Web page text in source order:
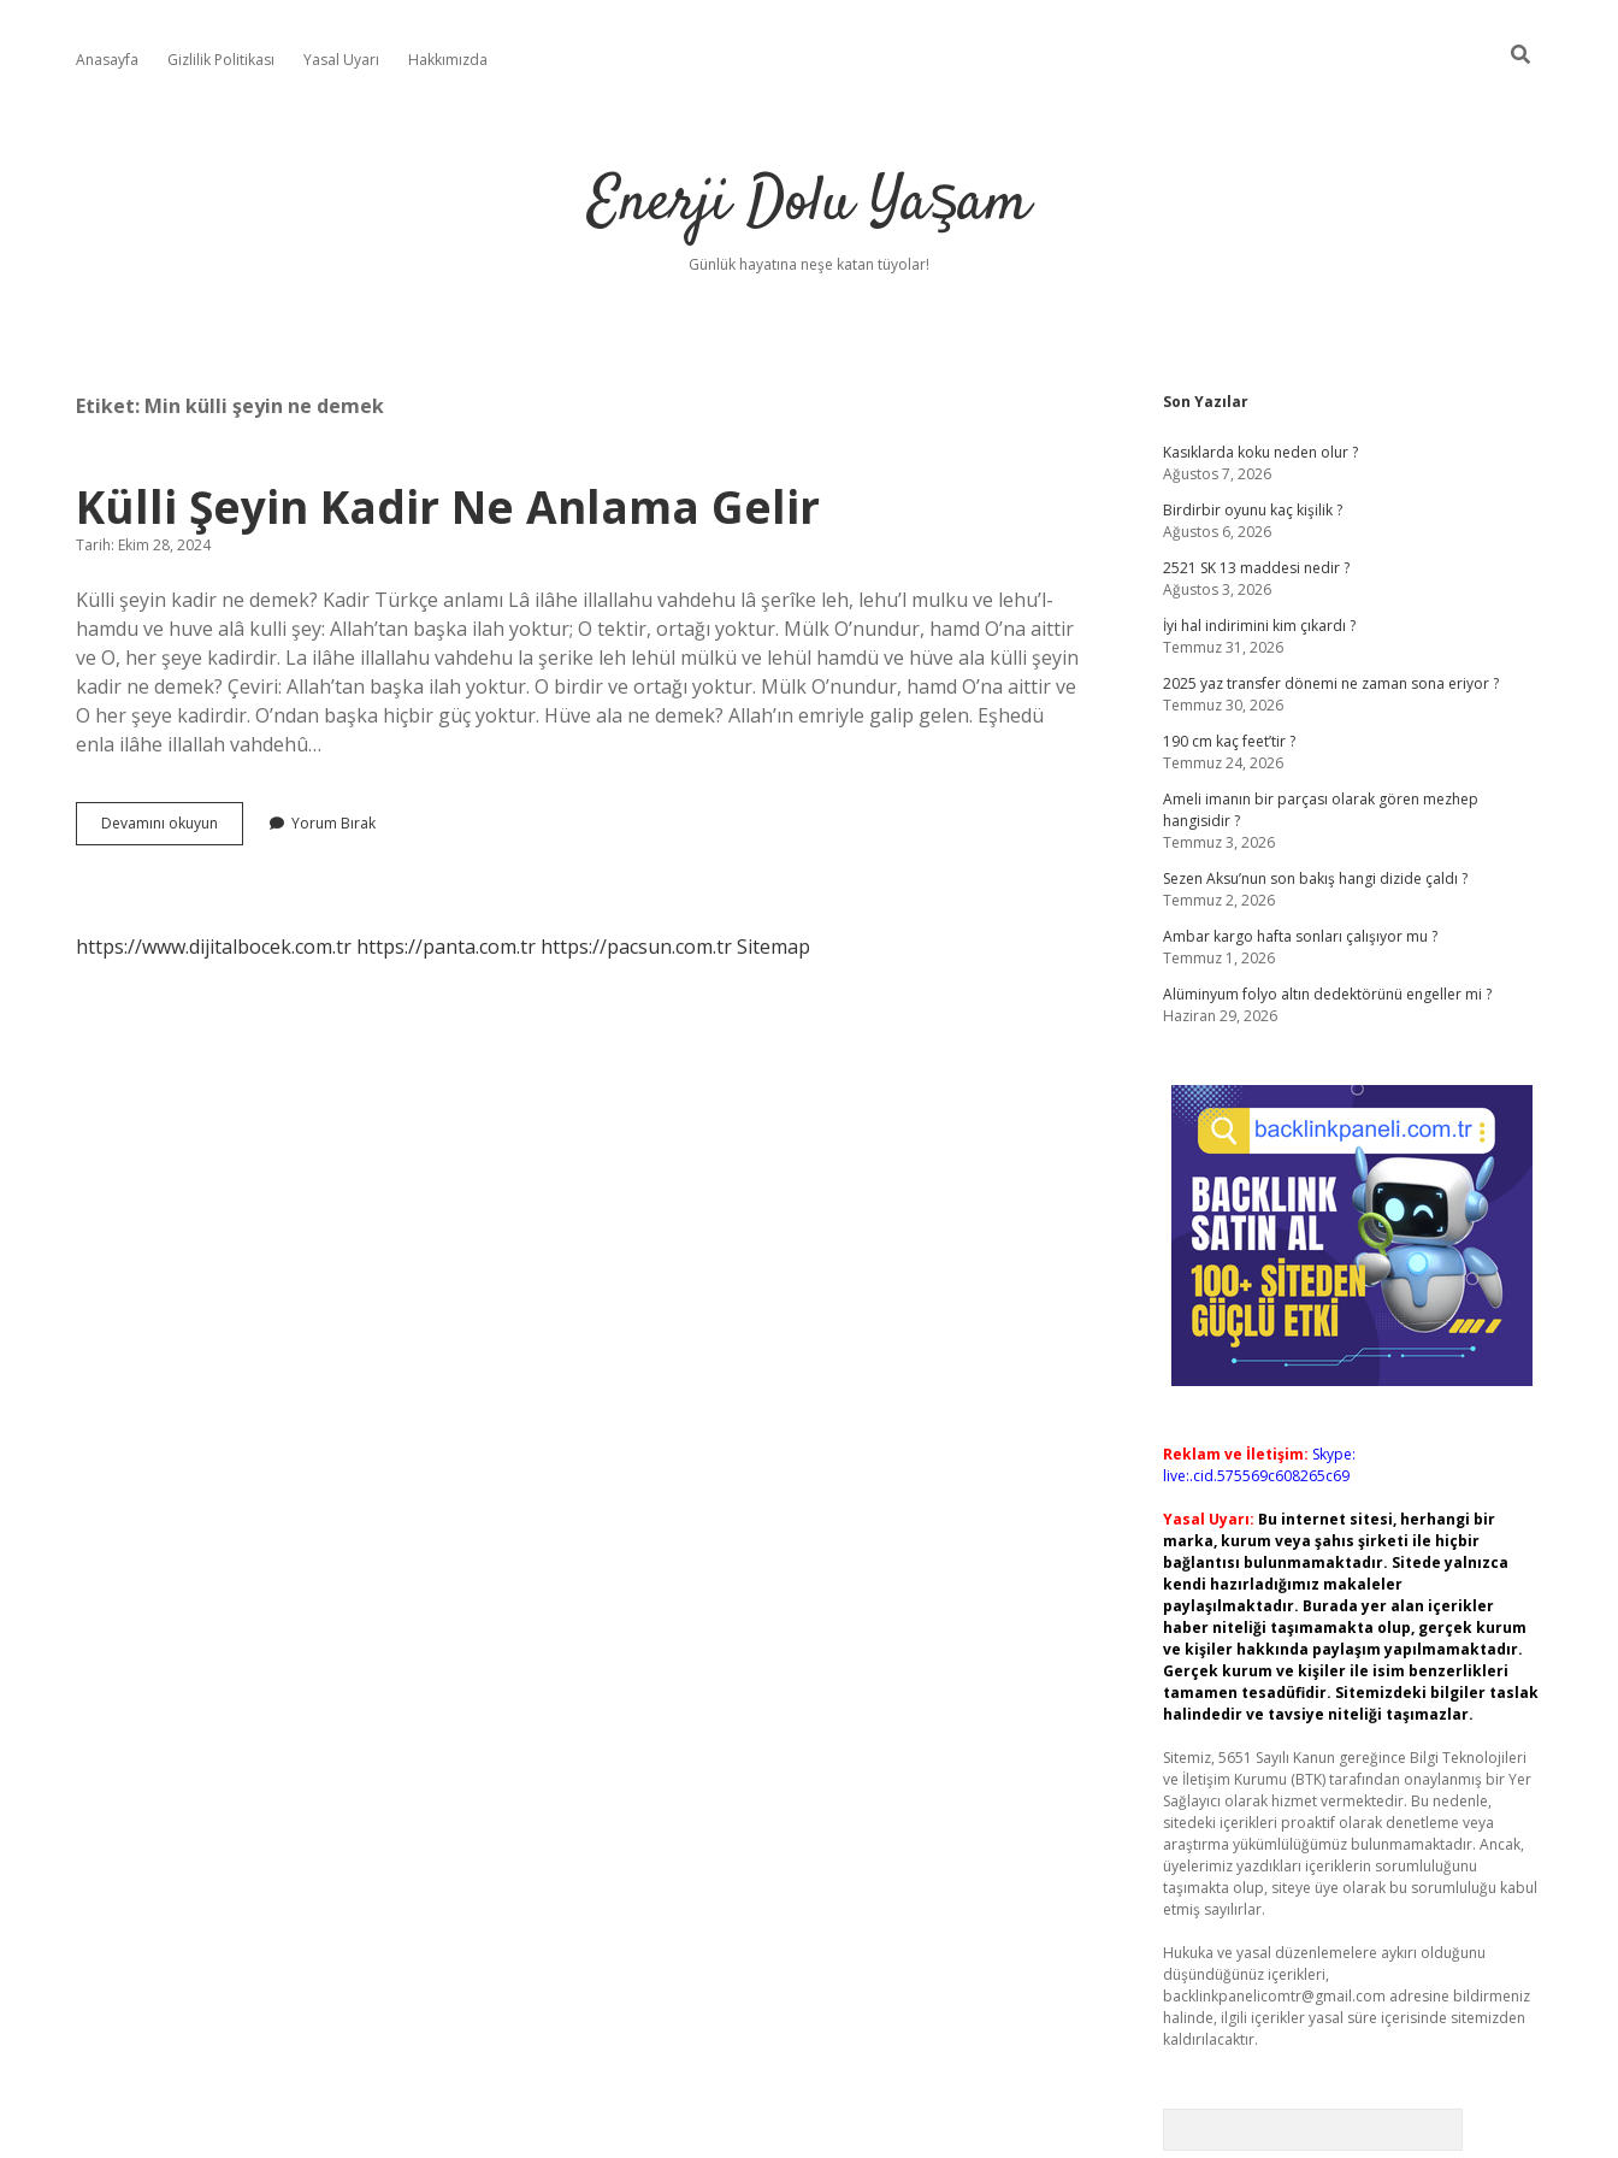
Anasayfa Gizlilik Politikası Yasal Uyarı Hakkımızda
Enerji Dolu Yaşam
Günlük hayatına neşe katan tüyolar!
Etiket: Min külli şeyin ne demek
Külli Şeyin Kadir Ne Anlama Gelir
Tarih: Ekim 28, 2024
Külli şeyin kadir ne demek? Kadir Türkçe anlamı Lâ ilâhe illallahu vahdehu lâ şerîke leh, lehu’l mulku ve lehu’l-
hamdu ve huve alâ kulli şey: Allah’tan başka ilah yoktur; O tektir, ortağı yoktur. Mülk O’nundur, hamd O’na aittir
ve O, her şeye kadirdir. La ilâhe illallahu vahdehu la şerike leh lehül mülkü ve lehül hamdü ve hüve ala külli şeyin
kadir ne demek? Çeviri: Allah’tan başka ilah yoktur. O birdir ve ortağı yoktur. Mülk O’nundur, hamd O’na aittir ve
O her şeye kadirdir. O’ndan başka hiçbir güç yoktur. Hüve ala ne demek? Allah’ın emriyle galip gelen. Eşhedü
enla ilâhe illallah vahdehû…
Devamını okuyun
Şeyin
Yorum Bırak
https://www.dijitalbocek.com.tr https://panta.com.tr https://pacsun.com.trSitemap
Sidebar
Son Yazılar
Kasıklarda koku neden olur ?
Ağustos 7, 2026
Birdirbir oyunu kaç kişilik ?
Ağustos 6, 2026
2521 SK 13 maddesi nedir ?
Ağustos 3, 2026
İyi hal indirimini kim çıkardı ?
Temmuz 31, 2026
2025 yaz transfer dönemi ne zaman sona eriyor ?
Temmuz 30, 2026
190 cm kaç feet’tir ?
Temmuz 24, 2026
Ameli imanın bir parçası olarak gören mezhep
hangisidir ?
Temmuz 3, 2026
Sezen Aksu’nun son bakış hangi dizide çaldı ?
Temmuz 2, 2026
Ambar kargo hafta sonları çalışıyor mu ?
Temmuz 1, 2026
Alüminyum folyo altın dedektörünü engeller mi ?
Haziran 29, 2026
Reklam ve İletişim: Skype:
live:.cid.575569c608265c69
Yasal Uyarı: Bu internet sitesi, herhangi bir
marka, kurum veya şahıs şirketi ile hiçbir
bağlantısı bulunmamaktadır. Sitede yalnızca
kendi hazırladığımız makaleler
paylaşılmaktadır. Burada yer alan içerikler
haber niteliği taşımamakta olup, gerçek kurum
ve kişiler hakkında paylaşım yapılmamaktadır.
Gerçek kurum ve kişiler ile isim benzerlikleri
tamamen tesadüfidir. Sitemizdeki bilgiler taslak
halindedir ve tavsiye niteliği taşımazlar.
Sitemiz, 5651 Sayılı Kanun gereğince Bilgi Teknolojileri
ve İletişim Kurumu (BTK) tarafından onaylanmış bir Yer
Sağlayıcı olarak hizmet vermektedir. Bu nedenle,
sitedeki içerikleri proaktif olarak denetleme veya
araştırma yükümlülüğümüz bulunmamaktadır. Ancak,
üyelerimiz yazdıkları içeriklerin sorumluluğunu
taşımakta olup, siteye üye olarak bu sorumluluğu kabul
etmiş sayılırlar.
Hukuka ve yasal düzenlemelere aykırı olduğunu
düşündüğünüz içerikleri,
backlinkpanelicomtr@gmail.com adresine bildirmeniz
halinde, ilgili içerikler yasal süre içerisinde sitemizden
kaldırılacaktır.